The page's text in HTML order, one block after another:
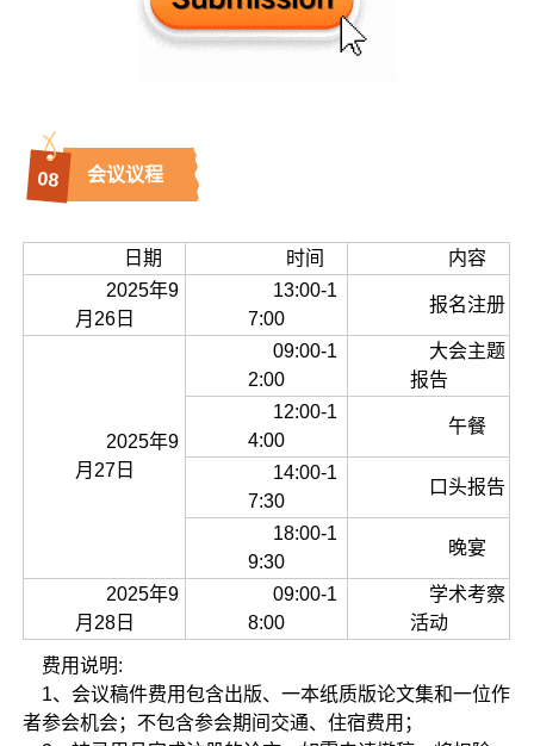
08 会议议程
日期 时间
内容
2025年9
月26日
13:00-1
7:00
报名注册
2025年9
月27日
09:00-1
2:00
大会主题
报告
12:00-1
4:00
午餐
14:00-1
7:30
口头报告
18:00-1
9:30
晚宴
2025年9
月28日
09:00-1
8:00
学术考察
活动
费用说明:
1、会议稿件费用包含出版、一本纸质版论文集和一位作
者参会机会；不包含参会期间交通、住宿费用；